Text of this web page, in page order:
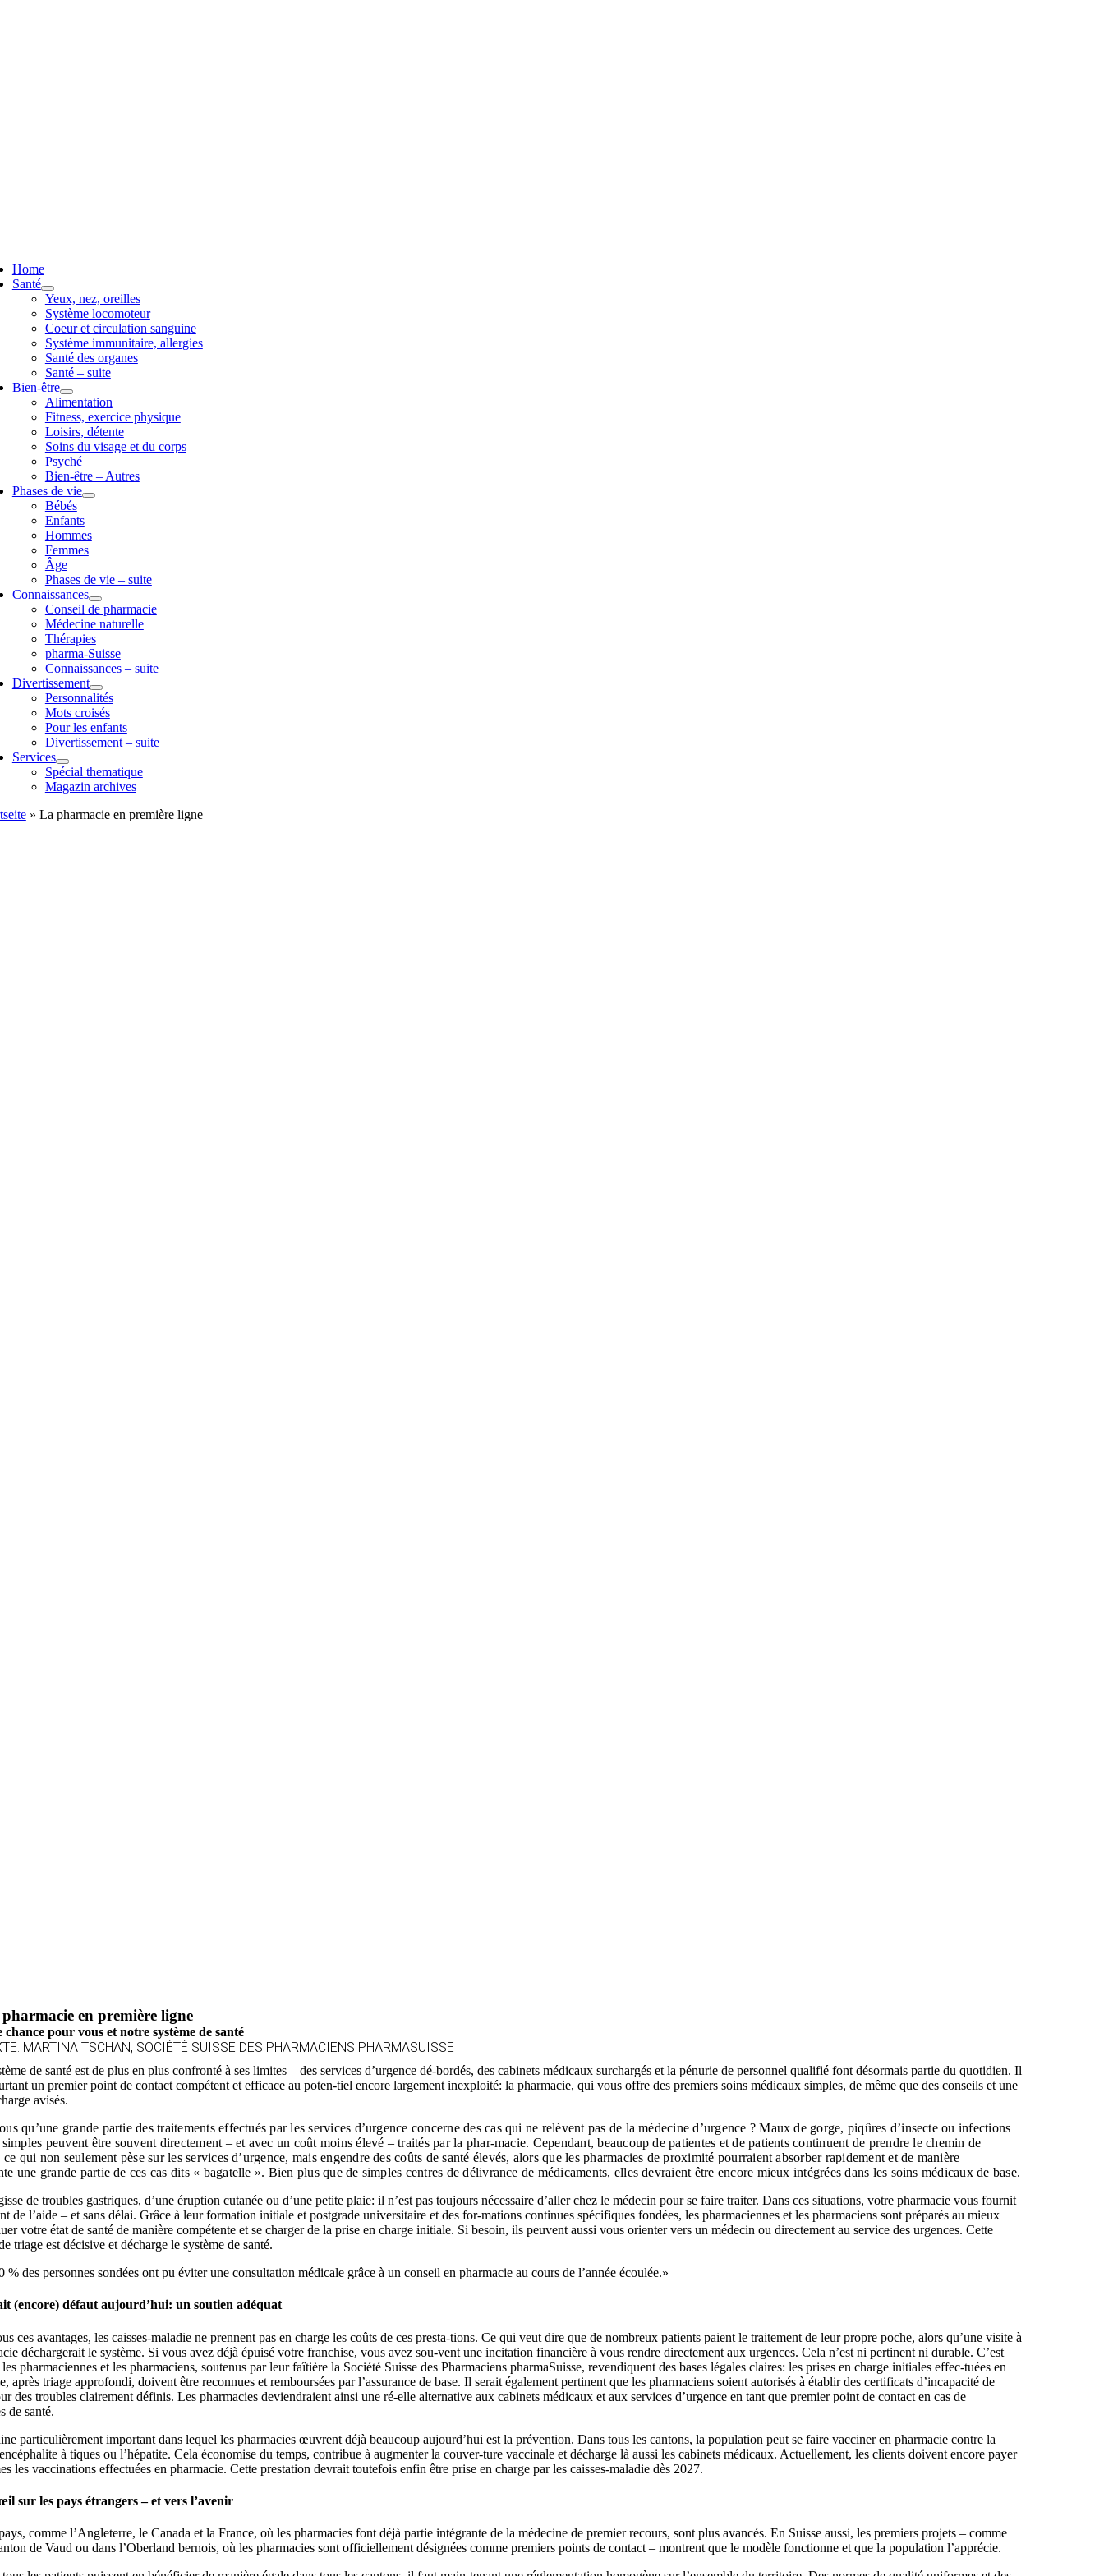
Home
Santé
Yeux, nez, oreilles
Système locomoteur
Coeur et circulation sanguine
Système immunitaire, allergies
Santé des organes
Santé – suite
Bien-être
Alimentation
Fitness, exercice physique
Loisirs, détente
Soins du visage et du corps
Psyché
Bien-être – Autres
Phases de vie
Bébés
Enfants
Hommes
Femmes
Âge
Phases de vie – suite
Connaissances
Conseil de pharmacie
Médecine naturelle
Thérapies
pharma-Suisse
Connaissances – suite
Divertissement
Personnalités
Mots croisés
Pour les enfants
Divertissement – suite
Services
Spécial thematique
Magazin archives
» La pharmacie en première ligne
en première ligne
chance pour vous et notre système de santé
MARTINA TSCHAN, SOCIÉTÉ SUISSE DES PHARMACIENS PHARMASUISSE
de santé est de plus en plus confronté à ses limites – des services d’urgence dé-bordés, des cabinets médicaux surchargés et la pénurie de personnel qualifié font désormais partie du quotidien. Il
un premier point de contact compétent et efficace au poten-tiel encore largement inexploité: la pharmacie, qui vous offre des premiers soins médicaux simples, de même que des conseils et une
avisés.
qu’une grande partie des traitements effectués par les services d’urgence concerne des cas qui ne relèvent pas de la médecine d’urgence ? Maux de gorge, piqûres d’insecte ou infections
peuvent être souvent directement – et avec un coût moins élevé – traités par la phar-macie. Cependant, beaucoup de patientes et de patients continuent de prendre le chemin de
qui non seulement pèse sur les services d’urgence, mais engendre des coûts de santé élevés, alors que les pharmacies de proximité pourraient absorber rapidement et de manière
une grande partie de ces cas dits « bagatelle ». Bien plus que de simples centres de délivrance de médicaments, elles devraient être encore mieux intégrées dans les soins médicaux de base.
de troubles gastriques, d’une éruption cutanée ou d’une petite plaie: il n’est pas toujours nécessaire d’aller chez le médecin pour se faire traiter. Dans ces situations, votre pharmacie vous fournit
de l’aide – et sans délai. Grâce à leur formation initiale et postgrade universitaire et des for-mations continues spécifiques fondées, les pharmaciennes et les pharmaciens sont préparés au mieux
votre état de santé de manière compétente et se charger de la prise en charge initiale. Si besoin, ils peuvent aussi vous orienter vers un médecin ou directement au service des urgences. Cette
triage est décisive et décharge le système de santé.
% des personnes sondées ont pu éviter une consultation médicale grâce à un conseil en pharmacie au cours de l’année écoulée.»
(encore) défaut aujourd’hui: un soutien adéquat
ces avantages, les caisses-maladie ne prennent pas en charge les coûts de ces presta-tions. Ce qui veut dire que de nombreux patients paient le traitement de leur propre poche, alors qu’une visite à
déchargerait le système. Si vous avez déjà épuisé votre franchise, vous avez sou-vent une incitation financière à vous rendre directement aux urgences. Cela n’est ni pertinent ni durable. C’est
pharmaciennes et les pharmaciens, soutenus par leur faîtière la Société Suisse des Pharmaciens pharmaSuisse, revendiquent des bases légales claires: les prises en charge initiales effec-tuées en
après triage approfondi, doivent être reconnues et remboursées par l’assurance de base. Il serait également pertinent que les pharmaciens soient autorisés à établir des certificats d’incapacité de
des troubles clairement définis. Les pharmacies deviendraient ainsi une ré-elle alternative aux cabinets médicaux et aux services d’urgence en tant que premier point de contact en cas de
de santé.
particulièrement important dans lequel les pharmacies œuvrent déjà beaucoup aujourd’hui est la prévention. Dans tous les cantons, la population peut se faire vacciner en pharmacie contre la
à tiques ou l’hépatite. Cela économise du temps, contribue à augmenter la couver-ture vaccinale et décharge là aussi les cabinets médicaux. Actuellement, les clients doivent encore payer
les vaccinations effectuées en pharmacie. Cette prestation devrait toutefois enfin être prise en charge par les caisses-maladie dès 2027.
sur les pays étrangers – et vers l’avenir
comme l’Angleterre, le Canada et la France, où les pharmacies font déjà partie intégrante de la médecine de premier recours, sont plus avancés. En Suisse aussi, les premiers projets – comme
de Vaud ou dans l’Oberland bernois, où les pharmacies sont officiellement désignées comme premiers points de contact – montrent que le modèle fonctionne et que la population l’apprécie.